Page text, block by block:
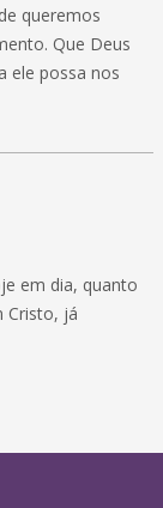
queremos
Que Deus
ele possa nos
em dia, quanto
Cristo, já